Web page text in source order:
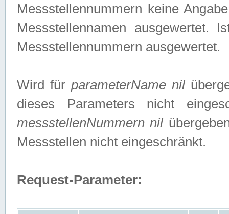
Messstellennummern keine
Messstellennamen ausgewertet.
Messstellennummern ausgewertet.
Wird fürparameterName nil
dieses Parameters nicht
messstellenNummern nil
Messstellen nicht eingeschränkt.
Request-Parameter: